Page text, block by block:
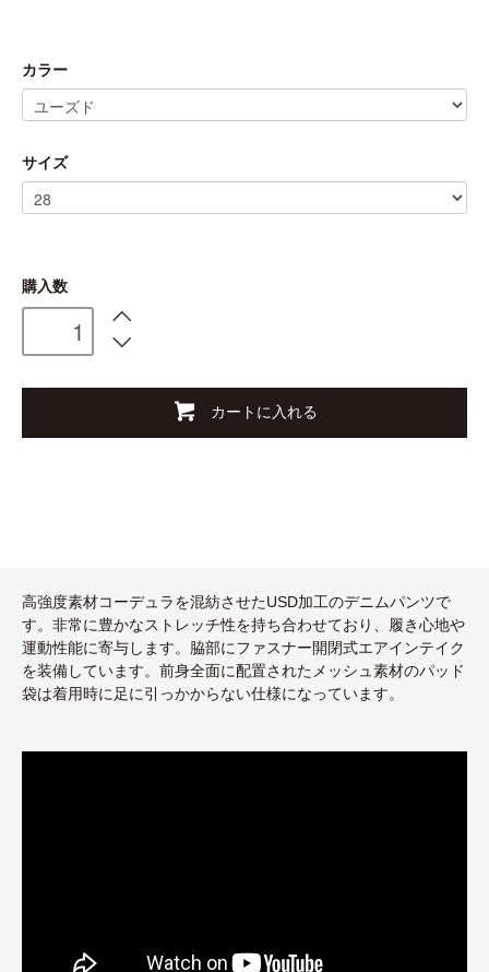
カラー
サイズ
購入数
カートに入れる
高強度素材コーデュラを混紡させたUSD加工のデニムパンツで
す。非常に豊かなストレッチ性を持ち合わせており、履き心地や
運動性能に寄与します。脇部にファスナー開閉式エアインテイク
を装備しています。前身全面に配置されたメッシュ素材のパッド
袋は着用時に足に引っかからない仕様になっています。